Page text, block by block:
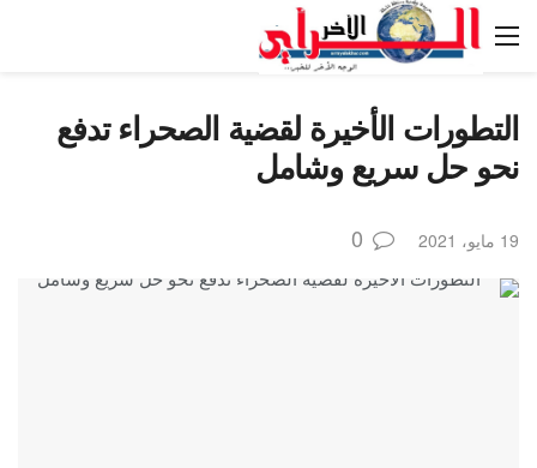
التطورات الأخيرة لقضية الصحراء تدفع
نحو حل سريع وشامل
19 مايو، 2021 0